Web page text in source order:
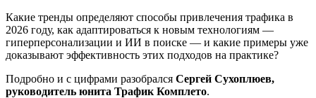
Какие тренды определяют способы привлечения трафика в
2026 году, как адаптироваться к новым технологиям —
гиперперсонализации и ИИ в поиске — и какие примеры уже
доказывают эффективность этих подходов на практике?
Подробно и с цифрами разобрался Сергей Сухоплюев,
руководитель юнита Трафик Комплето.